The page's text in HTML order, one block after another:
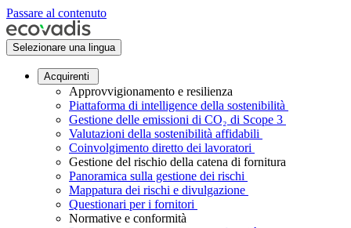
Passare al contenuto
Selezionare una lingua
Acquirenti
Approvvigionamento e resilienza
Piattaforma di intelligence della sostenibilità
Gestione delle emissioni di CO₂ di Scope 3
Valutazioni della sostenibilità affidabili
Coinvolgimento diretto dei lavoratori
Gestione del rischio della catena di fornitura
Panoramica sulla gestione dei rischi
Mappatura dei rischi e divulgazione
Questionari per i fornitori
Normative e conformità